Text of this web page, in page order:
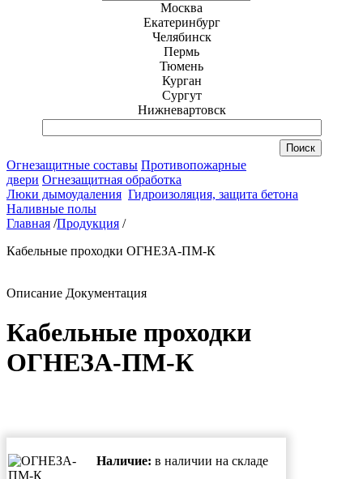
Москва
Екатеринбург
Челябинск
Пермь
Тюмень
Курган
Сургут
Нижневартовск
Огнезащитные составы Противопожарные
двери Огнезащитная обработка
Люки дымоудаления Гидроизоляция, защита бетона
Наливные полы
Главная /Продукция /
Кабельные проходки ОГНЕЗА-ПМ-К
Описание Документация
Кабельные проходки
ОГНЕЗА-ПМ-К
Наличие: в наличии на складе